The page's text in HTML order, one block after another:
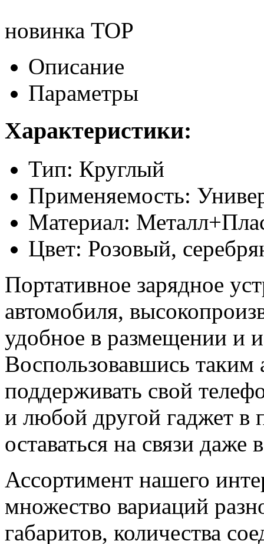
новинка TOP
Описание
Параметры
Характеристики:
Тип: Круглый
Применяемость:
Материал:
Цвет: Розовый,
Портативное зарядное
автомобиля,
удобное в размещении и
Воспользовавшись таким
поддерживать свой
и любой другой гаджет в
оставаться на связи
Ассортимент нашего
множество вариаций
габаритов, количества